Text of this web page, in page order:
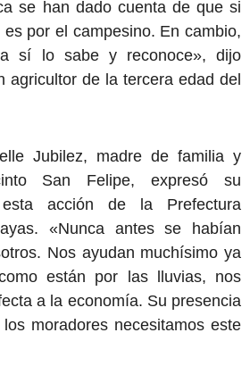
se han dado cuenta de que si
por el campesino. En cambio,
sí lo sabe y reconoce», dijo
agricultor de la tercera edad del
Jubilez, madre de familia y
San Felipe, expresó su
acción de la Prefectura
«Nunca antes se habían
Nos ayudan muchísimo ya
están por las lluvias, nos
a la economía. Su presencia
moradores necesitamos este